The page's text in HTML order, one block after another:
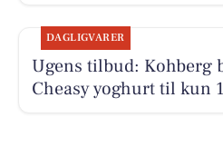
DAGLIGVARER
Ugens tilbud: Kohberg
Cheasy yoghurt til kun